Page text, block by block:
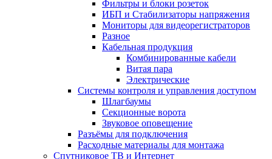
Фильтры и блоки розеток
ИБП и Стабилизаторы напряжения
Мониторы для видеорегистраторов
Разное
Кабельная продукция
Комбинированные кабели
Витая пара
Электрические
Системы контроля и управления доступом
Шлагбаумы
Секционные ворота
Звуковое оповещение
Разъёмы для подключения
Расходные материалы для монтажа
Спутниковое ТВ и Интернет